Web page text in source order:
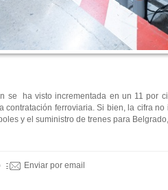
se ha visto incrementada en un 11 por
contratación ferroviaria. Si bien, la cifra
y el suministro de trenes para
Enviar por email